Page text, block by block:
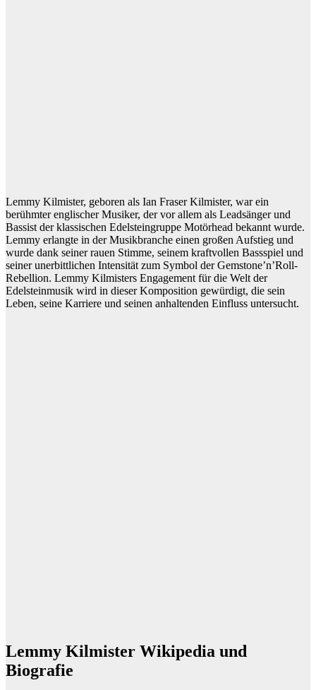
Lemmy Kilmister, geboren als Ian Fraser Kilmister, war ein
berühmter englischer Musiker, der vor allem als Leadsänger und
Bassist der klassischen Edelsteingruppe Motörhead bekannt wurde.
Lemmy erlangte in der Musikbranche einen großen Aufstieg und
wurde dank seiner rauen Stimme, seinem kraftvollen Bassspiel und
seiner unerbittlichen Intensität zum Symbol der Gemstone’n’Roll-
Rebellion. Lemmy Kilmisters Engagement für die Welt der
Edelsteinmusik wird in dieser Komposition gewürdigt, die sein
Leben, seine Karriere und seinen anhaltenden Einfluss untersucht.
Lemmy Kilmister Wikipedia und
Biografie